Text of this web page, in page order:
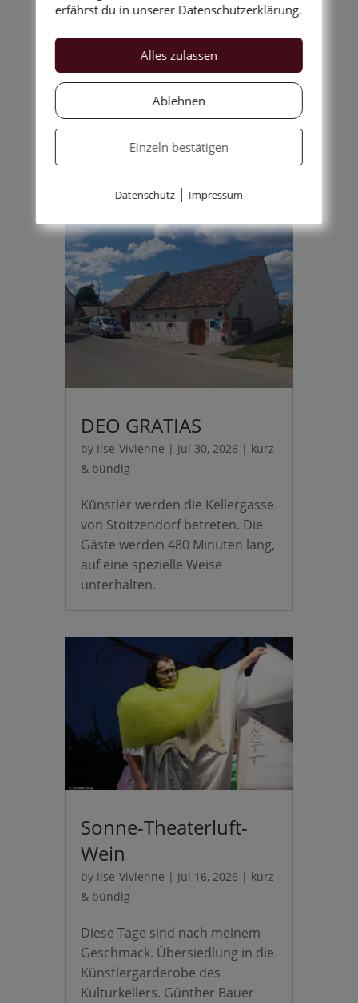
Geschichten in
jeglicher Art...
DEO GRATIAS
by Ilse-Vivienne | Jul 30, 2026 | kurz
& bündig
Künstler werden die Kellergasse
von Stoitzendorf betreten. Die
Gäste werden 480 Minuten lang,
auf eine spezielle Weise
unterhalten.
Sonne-Theaterluft-
Wein
by Ilse-Vivienne | Jul 16, 2026 | kurz
& bündig
Diese Tage sind nach meinem
Geschmack. Übersiedlung in die
Künstlergarderobe des
Kulturkellers. Günther Bauer
erfährst du in unserer Datenschutzerklärung.
Alles zulassen
Ablehnen
Einzeln bestätigen
Datenschutz| Impressum